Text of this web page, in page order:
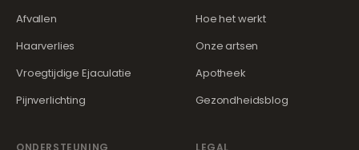
Afvallen
Haarverlies
Vroegtijdige Ejaculatie
Pijnverlichting
Hoe het werkt
Onze artsen
Apotheek
Gezondheidsblog
ONDERSTEUNING LEGAL